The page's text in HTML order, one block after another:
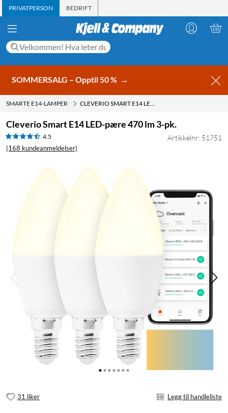
PRIVATPERSON BEDRIFT
SOMMERSALG – Opptil 50 % →
SMARTE E14-LAMPER CLEVERIO SMART E14 LED-PÆRE 470 LM 3-PK.
Cleverio Smart E14 LED-pære 470 lm 3-pk.
4.5
(168 kundeanmeldelser)
Artikkelnr: 51751
31 liker Legg til handleliste